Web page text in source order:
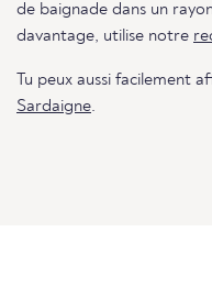
de baignade dans un
davantage, utilise notre
Tu peux aussi facilement
Sardaigne.